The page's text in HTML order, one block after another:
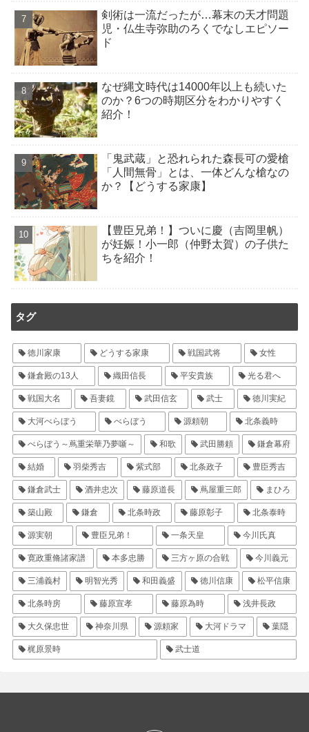
剣術は一流だったが…幕末の天才問題
児・仏生寺弥助のろくでなしエピソー
ド
なぜ縄文時代は14000年以上も続いた
のか？6つの時期区分をわかりやすく
紹介！
「鬼武蔵」と恐れられた森長可の愛槍
「人間無骨」とは、一体どんな槍なの
か？【どうする家康】
【豊臣兄弟！】ついに慶（吉岡里帆）
が妊娠！小一郎（仲野太賀）の子供た
ちを紹介！
タグ
徳川家康 どうする家康 戦国武将 女性
鎌倉殿の13人 織田信長 平安貴族 光る君へ
戦国大名 吾妻鏡 武田信玄 武士 徳川実紀
大河べらぼう べらぼう 源頼朝 北条義時
べらぼう～蔦重栄華乃夢噺～ 和歌 武田勝頼 鎌倉幕府
結婚 羽柴秀吉 紫式部 北条政子 豊臣秀吉
鎌倉武士 酒井忠次 藤原道長 蔦屋重三郎 まひろ
築山殿 鎌倉 北条時政 藤原彰子 北条泰時
源実朝 豊臣兄弟！ 一条天皇 今川氏真
寛政重脩諸家譜 本多忠勝 三方ヶ原の合戦 今川義元
三浦義村 明智光秀 和田義盛 徳川信康 松平信康
北条時房 藤原宣孝 藤原為時 浅井長政
大久保忠世 神奈川県 源頼家 大河ドラマ 葉隠
梶原景時 武士道